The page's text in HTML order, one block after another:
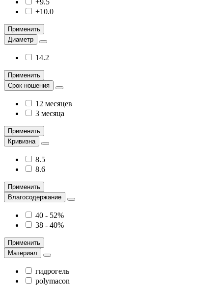
+9.5
+10.0
Применить
Диаметр
14.2
Применить
Срок ношения
12 месяцев
3 месяца
Применить
Кривизна
8.5
8.6
Применить
Влагосодержание
40 - 52%
38 - 40%
Применить
Материал
гидрогель
polymacon